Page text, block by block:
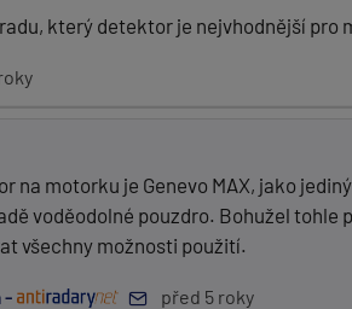
který detektor je nejvhodnější pro
na motorku je Genevo MAX, jako
voděodolné pouzdro. Bohužel
všechny možnosti použití.
- před 5 roky